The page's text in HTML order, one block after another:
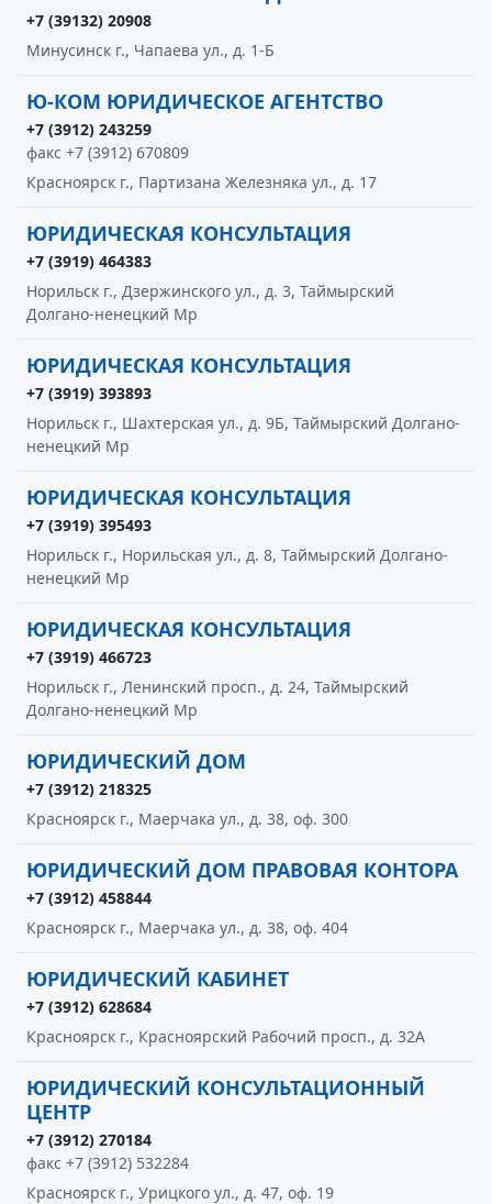
+7 (39132) 20908
Минусинск г., Чапаева ул., д. 1-Б
Ю-КОМ ЮРИДИЧЕСКОЕ АГЕНТСТВО
+7 (3912) 243259
факс +7 (3912) 670809
Красноярск г., Партизана Железняка ул., д. 17
ЮРИДИЧЕСКАЯ КОНСУЛЬТАЦИЯ
+7 (3919) 464383
Норильск г., Дзержинского ул., д. 3, Таймырский
Долгано-ненецкий Мр
ЮРИДИЧЕСКАЯ КОНСУЛЬТАЦИЯ
+7 (3919) 393893
Норильск г., Шахтерская ул., д. 9Б, Таймырский Долгано-
ненецкий Мр
ЮРИДИЧЕСКАЯ КОНСУЛЬТАЦИЯ
+7 (3919) 395493
Норильск г., Норильская ул., д. 8, Таймырский Долгано-
ненецкий Мр
ЮРИДИЧЕСКАЯ КОНСУЛЬТАЦИЯ
+7 (3919) 466723
Норильск г., Ленинский просп., д. 24, Таймырский
Долгано-ненецкий Мр
ЮРИДИЧЕСКИЙ ДОМ
+7 (3912) 218325
Красноярск г., Маерчака ул., д. 38, оф. 300
ЮРИДИЧЕСКИЙ ДОМ ПРАВОВАЯ КОНТОРА
+7 (3912) 458844
Красноярск г., Маерчака ул., д. 38, оф. 404
ЮРИДИЧЕСКИЙ КАБИНЕТ
+7 (3912) 628684
Красноярск г., Красноярский Рабочий просп., д. 32А
ЮРИДИЧЕСКИЙ КОНСУЛЬТАЦИОННЫЙ
ЦЕНТР
+7 (3912) 270184
факс +7 (3912) 532284
Красноярск г., Урицкого ул., д. 47, оф. 19